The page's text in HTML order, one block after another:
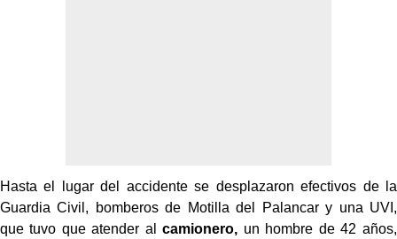
Hasta el lugar del accidente se desplazaron efectivos de la
Guardia Civil, bomberos de Motilla del Palancar y una UVI,
que tuvo que atender alcamionero, un hombre de 42 años,